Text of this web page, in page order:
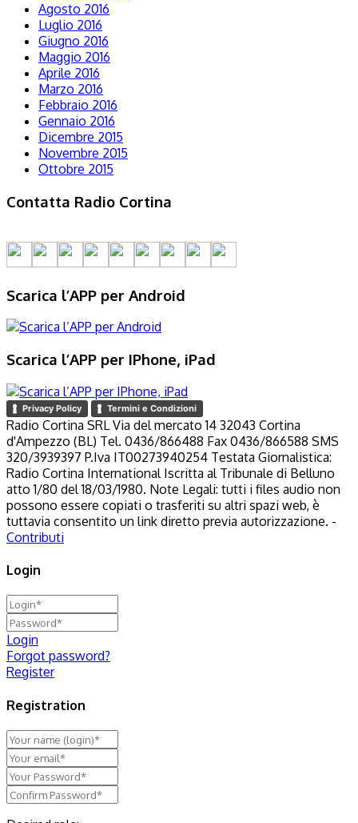
Agosto 2016
Luglio 2016
Giugno 2016
Maggio 2016
Aprile 2016
Marzo 2016
Febbraio 2016
Gennaio 2016
Dicembre 2015
Novembre 2015
Ottobre 2015
Contatta Radio Cortina
Scarica l’APP per Android
Scarica l’APP per IPhone, iPad
Privacy Policy Termini e Condizioni
Radio Cortina SRL Via del mercato 14 32043 Cortina
d'Ampezzo (BL) Tel. 0436/866488 Fax 0436/866588 SMS
320/3939397 P.Iva IT00273940254 Testata Giornalistica:
Radio Cortina International Iscritta al Tribunale di Belluno
atto 1/80 del 18/03/1980. Note Legali: tutti i files audio non
possono essere copiati o trasferiti su altri spazi web, è
tuttavia consentito un link diretto previa autorizzazione. -
Contributi
Login
Login
Forgot password?
Register
Registration